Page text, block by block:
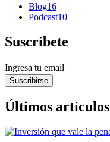
Blog16
Podcast10
Suscríbete
Ingresa tu email
Últimos artículos